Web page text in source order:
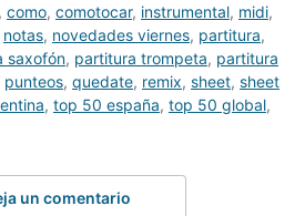
, como, comotocar, instrumental, midi,
notas, novedades viernes, partitura,
saxofón, partitura trompeta, partitura
punteos, quedate, remix, sheet, sheet
, top 50 españa, top 50 global,
un comentario